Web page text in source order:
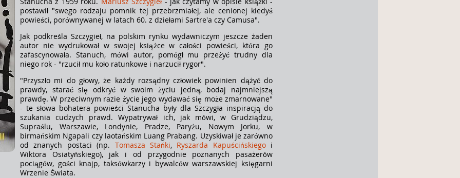
postawił "swego rodzaju pomnik tej przebrzmiałej, ale cenionej kiedyś
powieści, porównywanej w latach 60. z dziełami Sartre'a czy Camusa".
Jak podkreśla Szczygieł, na polskim rynku wydawniczym jeszcze żaden
autor nie wydrukował w swojej książce w całości powieści, która go
zafascynowała. Stanuch, mówi autor, pomógł mu przeżyć trudny dla
niego rok - "rzucił mu koło ratunkowe i narzucił rygor".
"Przyszło mi do głowy, że każdy rozsądny człowiek powinien dążyć do
prawdy, starać się odkryć w swoim życiu jedną, bodaj najmniejszą
prawdę. W przeciwnym razie życie jego wydawać się może zmarnowane"
- te słowa bohatera powieści Stanucha były dla Szczygła inspiracją do
szukania cudzych prawd. Wypatrywał ich, jak mówi, w Grudziądzu,
Supraślu, Warszawie, Londynie, Pradze, Paryżu, Nowym Jorku, w
birmańskim Ngapali czy laotańskim Luang Prabang. Uzyskiwał je zarówno
od znanych postaci (np. Tomasza Stańki, Ryszarda Kapuścińskiegoi
Wiktora Osiatyńskiego), jak i od przygodnie poznanych pasażerów
pociągów, gości knajp, taksówkarzy i bywalców warszawskiej księgarni
Wrzenie Świata.